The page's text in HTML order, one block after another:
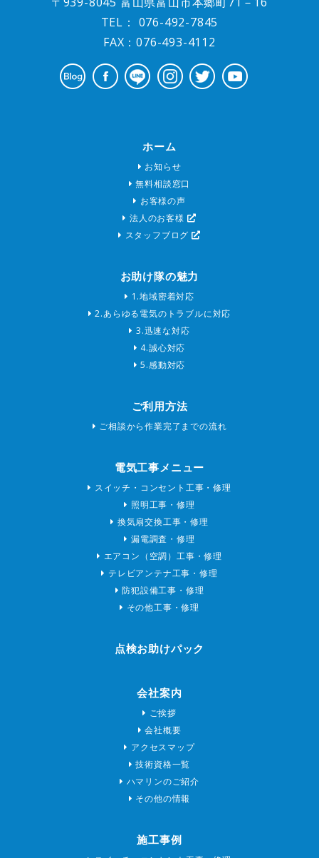
TEL： 076-492-7845
FAX：076-493-4112
ホーム
お知らせ
無料相談窓口
お客様の声
法人のお客様
スタッフブログ
お助け隊の魅力
1.地域密着対応
2.あらゆる電気のトラブルに対応
3.迅速な対応
4.誠心対応
5.感動対応
ご利用方法
ご相談から作業完了までの流れ
電気工事メニュー
スイッチ・コンセント工事・修理
照明工事・修理
換気扇交換工事・修理
漏電調査・修理
エアコン（空調）工事・修理
テレビアンテナ工事・修理
防犯設備工事・修理
その他工事・修理
点検お助けパック
会社案内
ご挨拶
会社概要
アクセスマップ
技術資格一覧
ハマリンのご紹介
その他の情報
施工事例